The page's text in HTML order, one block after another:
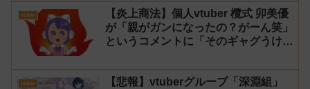
vtuber
【炎上商法】個人vtuber 欖式 卯美優
が「親がガンになったの？がーん笑」
というコメントに「そのギャグうけ
はオススメしないと投稿し叩かれる
vtuber
【悲報】vtuberグループ「深淵組」